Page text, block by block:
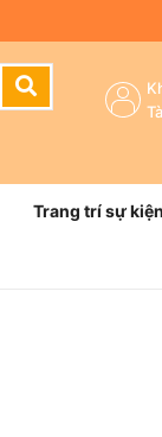
Trang trí sự kiện